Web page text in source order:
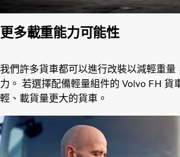
更多載重能力可能性
我們許多貨車都可以進行改裝以減輕重量
力。 若選擇配備輕量組件的 Volvo FH 貨
輕、載貨量更大的貨車。